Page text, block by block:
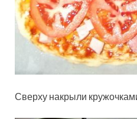
Сверху накрыли